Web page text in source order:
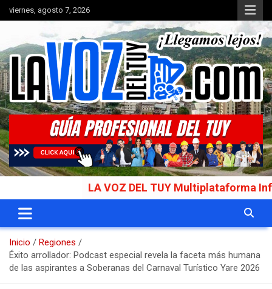
Saltar
al
viernes, agosto 7, 2026
La Voz del Tuy
Portal de noticias
LA VOZ DEL TUY Multiplataforma
Inicio
Regiones
Éxito arrollador: Podcast especial revela la faceta más humana
de las aspirantes a Soberanas del Carnaval Turístico Yare 2026